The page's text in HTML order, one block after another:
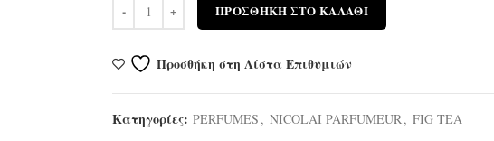
ΠΡΟΣΘΉΚΗ ΣΤΟ ΚΑΛΆΘΙ
Προσθήκη στη Λίστα Επιθυμιών
Κατηγορίες: PERFUMES , NICOLAI PARFUMEUR, FIG TEA